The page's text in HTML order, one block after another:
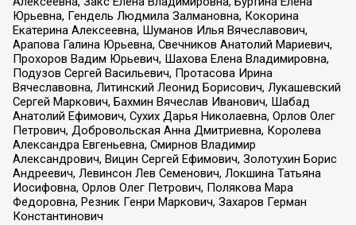
Юрьевна, Гендель Людмила Залмановна, Кокорина
Екатерина Алексеевна, Шуманов Илья Вячеславович,
Арапова Галина Юрьевна, Свечников Анатолий Мариевич,
Прохоров Вадим Юрьевич, Шахова Елена Владимировна,
Подузов Сергей Васильевич, Протасова Ирина
Вячеславовна, Литинский Леонид Борисович, Лукашевский
Сергей Маркович, Бахмин Вячеслав Иванович, Шабад
Анатолий Ефимович, Сухих Дарья Николаевна, Орлов Олег
Петрович, Добровольская Анна Дмитриевна, Королева
Александра Евгеньевна, Смирнов Владимир
Александрович, Вицин Сергей Ефимович, Золотухин Борис
Андреевич, Левинсон Лев Семенович, Локшина Татьяна
Иосифовна, Орлов Олег Петрович, Полякова Мара
Федоровна, Резник Генри Маркович, Захаров Герман
Константинович